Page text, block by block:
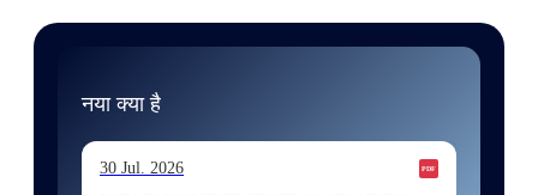
नया क्या है
30 Jul. 2026